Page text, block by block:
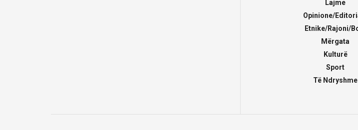
Lajme
Opinione/
Etnike/Rajoni/
Mërgata
Kulturë
Sport
Të Ndryshme